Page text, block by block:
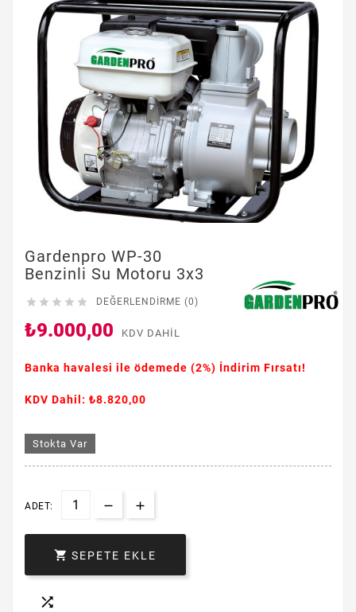
Gardenpro WP-30
Benzinli Su Motoru 3x3
     DEĞERLENDIRME (0)
₺9.000,00 KDV DAHIL
Banka havalesi ile ödemede (2%) İndirim Fırsatı!
KDV Dahil: ₺8.820,00
Stokta Var
ADET:
 SEPETE EKLE
